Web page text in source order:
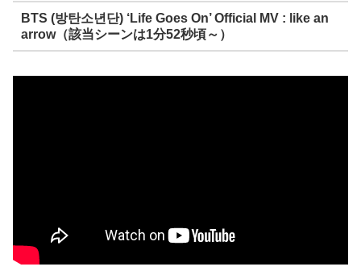
BTS (방탄소년단) ‘Life Goes On’ Official MV : like an
arrow（該当シーンは1分52秒頃～）